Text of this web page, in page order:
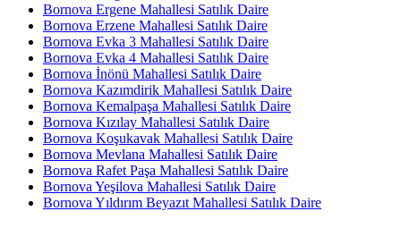
Bornova Ergene Mahallesi Satılık Daire
Bornova Erzene Mahallesi Satılık Daire
Bornova Evka 3 Mahallesi Satılık Daire
Bornova Evka 4 Mahallesi Satılık Daire
Bornova İnönü Mahallesi Satılık Daire
Bornova Kazımdirik Mahallesi Satılık Daire
Bornova Kemalpaşa Mahallesi Satılık Daire
Bornova Kızılay Mahallesi Satılık Daire
Bornova Koşukavak Mahallesi Satılık Daire
Bornova Mevlana Mahallesi Satılık Daire
Bornova Rafet Paşa Mahallesi Satılık Daire
Bornova Yeşilova Mahallesi Satılık Daire
Bornova Yıldırım Beyazıt Mahallesi Satılık Daire